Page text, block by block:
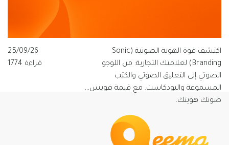
اكتشف قوة الهوية الصوتية (Sonic
Branding) لعلامتك التجارية: من اللوجو
الصوتي إلى التعليق الصوتي والكتب
المسموعة والبودكاست. مع قيمة فويس…
صوتك هويتك.
25/09/26
قراءة 1774